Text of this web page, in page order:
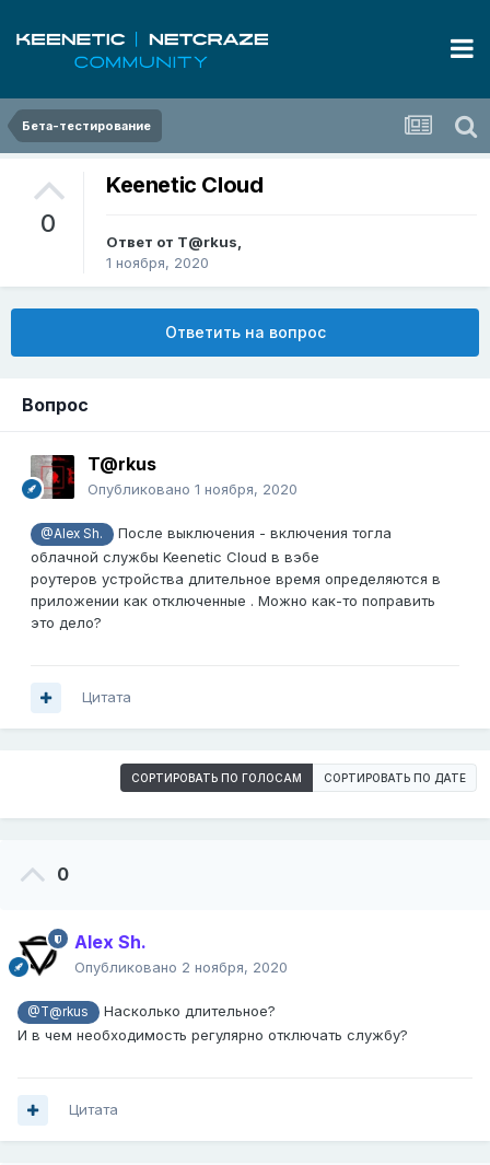
Бета-тестирование
0
Keenetic Cloud
Ответ от T@rkus,
1 ноября, 2020
Ответить на вопрос
Вопрос
T@rkus
Опубликовано 1 ноября, 2020
@Alex Sh.
После выключения - включения тогла
облачной службы Keenetic Cloud в вэбе
роутеров устройства длительное время определяются в
приложении как отключенные . Можно как-то поправить
это дело?
Цитата
СОРТИРОВАТЬ ПО ГОЛОСАМ СОРТИРОВАТЬ ПО ДАТЕ
0
Alex Sh.
Опубликовано 2 ноября, 2020
@T@rkus
Насколько длительное?
И в чем необходимость регулярно отключать службу?
Цитата